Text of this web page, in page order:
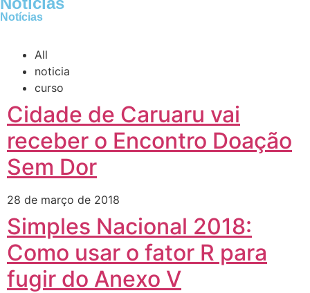
Notícias
All
noticia
curso
Cidade de Caruaru vai
receber o Encontro Doação
Sem Dor
28 de março de 2018
Simples Nacional 2018:
Como usar o fator R para
fugir do Anexo V